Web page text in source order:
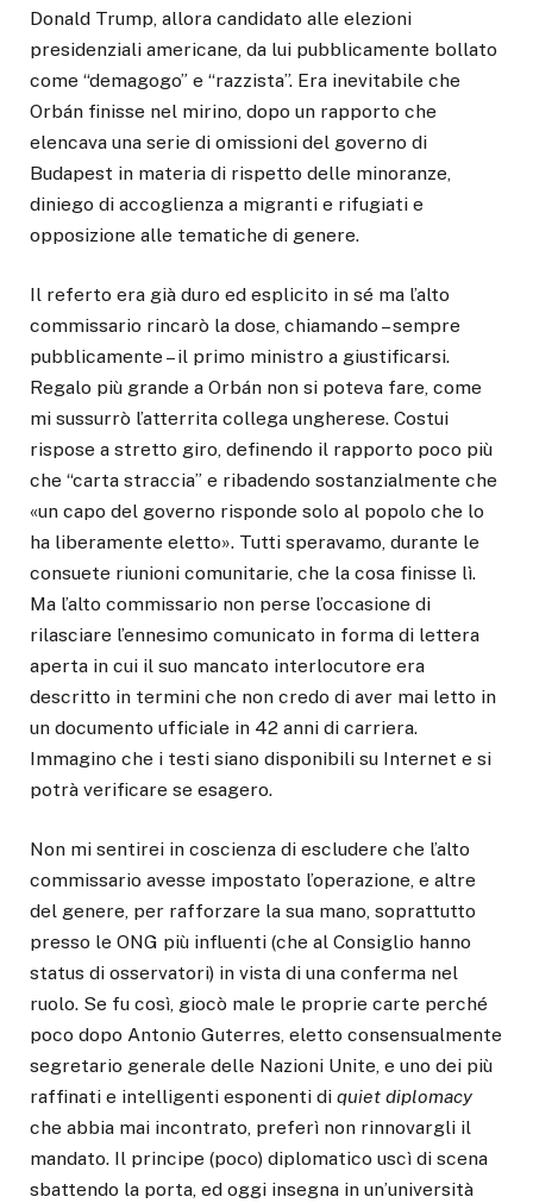
Donald Trump, allora candidato alle elezioni
presidenziali americane, da lui pubblicamente bollato
come “demagogo” e “razzista”. Era inevitabile che
Orbán finisse nel mirino, dopo un rapporto che
elencava una serie di omissioni del governo di
Budapest in materia di rispetto delle minoranze,
diniego di accoglienza a migranti e rifugiati e
opposizione alle tematiche di genere.
Il referto era già duro ed esplicito in sé ma l’alto
commissario rincarò la dose, chiamando – sempre
pubblicamente – il primo ministro a giustificarsi.
Regalo più grande a Orbán non si poteva fare, come
mi sussurrò l’atterrita collega ungherese. Costui
rispose a stretto giro, definendo il rapporto poco più
che “carta straccia” e ribadendo sostanzialmente che
«un capo del governo risponde solo al popolo che lo
ha liberamente eletto». Tutti speravamo, durante le
consuete riunioni comunitarie, che la cosa finisse lì.
Ma l’alto commissario non perse l’occasione di
rilasciare l’ennesimo comunicato in forma di lettera
aperta in cui il suo mancato interlocutore era
descritto in termini che non credo di aver mai letto in
un documento ufficiale in 42 anni di carriera.
Immagino che i testi siano disponibili su Internet e si
potrà verificare se esagero.
Non mi sentirei in coscienza di escludere che l’alto
commissario avesse impostato l’operazione, e altre
del genere, per rafforzare la sua mano, soprattutto
presso le ONG più influenti (che al Consiglio hanno
status di osservatori) in vista di una conferma nel
ruolo. Se fu così, giocò male le proprie carte perché
poco dopo Antonio Guterres, eletto consensualmente
segretario generale delle Nazioni Unite, e uno dei più
raffinati e intelligenti esponenti di quiet diplomacy
che abbia mai incontrato, preferì non rinnovargli il
mandato. Il principe (poco) diplomatico uscì di scena
sbattendo la porta, ed oggi insegna in un’università